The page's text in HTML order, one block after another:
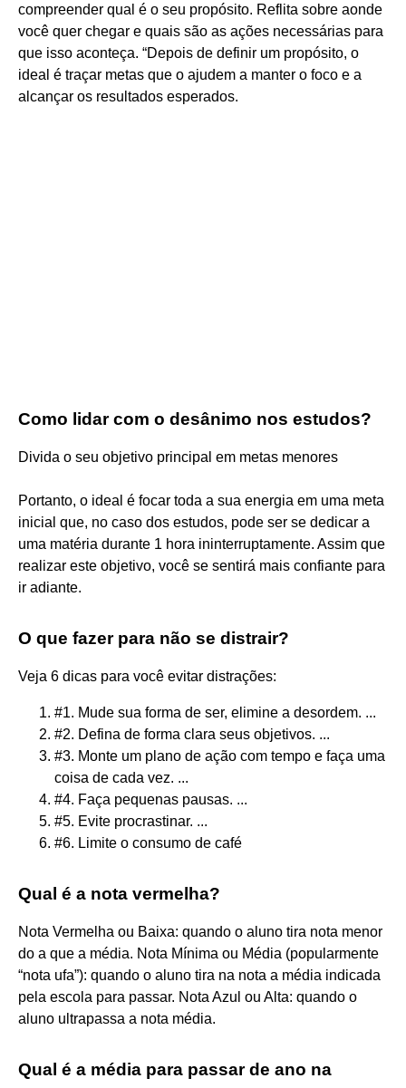
compreender qual é o seu propósito. Reflita sobre aonde
você quer chegar e quais são as ações necessárias para
que isso aconteça. “Depois de definir um propósito, o
ideal é traçar metas que o ajudem a manter o foco e a
alcançar os resultados esperados.
Como lidar com o desânimo nos estudos?
Divida o seu objetivo principal em metas menores
Portanto, o ideal é focar toda a sua energia em uma meta
inicial que, no caso dos estudos, pode ser se dedicar a
uma matéria durante 1 hora ininterruptamente. Assim que
realizar este objetivo, você se sentirá mais confiante para
ir adiante.
O que fazer para não se distrair?
Veja 6 dicas para você evitar distrações:
#1. Mude sua forma de ser, elimine a desordem. ...
#2. Defina de forma clara seus objetivos. ...
#3. Monte um plano de ação com tempo e faça uma
coisa de cada vez. ...
#4. Faça pequenas pausas. ...
#5. Evite procrastinar. ...
#6. Limite o consumo de café
Qual é a nota vermelha?
Nota Vermelha ou Baixa: quando o aluno tira nota menor
do a que a média. Nota Mínima ou Média (popularmente
“nota ufa”): quando o aluno tira na nota a média indicada
pela escola para passar. Nota Azul ou Alta: quando o
aluno ultrapassa a nota média.
Qual é a média para passar de ano na